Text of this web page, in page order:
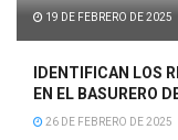
19 DE FEBRERO DE 2025
IDENTIFICAN LOS
EN EL BASURERO
26 DE FEBRERO DE 2025